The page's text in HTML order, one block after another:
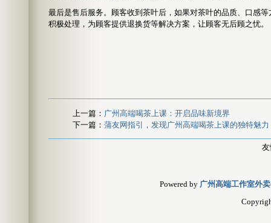
最后是售后服务。顾客收到茶叶后，如果对茶叶的品质、口感
积极处理，为顾客提供退换货等解决方案，让顾客无后顾之忧。
上一篇： 广州高端喝茶上课：开启品味新境界
下一篇： 蒲友网指引，发现广州高端喝茶上课的独特魅力
Powered by 广州高端工作室外